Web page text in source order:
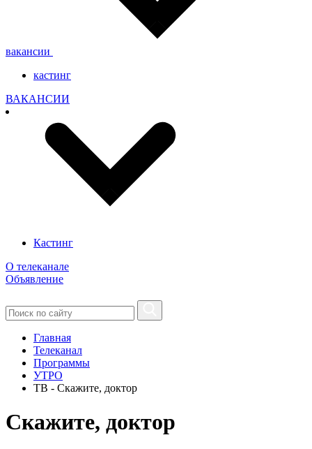
вакансии
кастинг
ВАКАНСИИ
Кастинг
О телеканале
Объявление
Главная
Телеканал
Программы
УТРО
ТВ - Скажите, доктор
Скажите, доктор